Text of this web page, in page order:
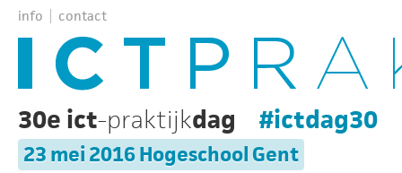
info contact
30e ict-praktijkdag #ictdag30
23 mei 2016 Hogeschool Gent